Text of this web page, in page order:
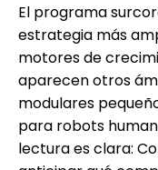
El programa
estrategia más
motores de
aparecen otros
modulares
para robots
lectura es clara: